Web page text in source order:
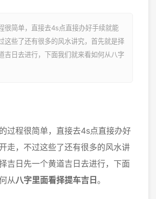
很简单，直接去4s点直接办好手续就能
这些了还有很多的风水讲究，首先就是择
吉日去进行，下面我们就来看如何从八字
程很简单，直接去4s点直接办好
走，不过这些了还有很多的风水讲
吉日先一个黄道吉日去进行，下面
从八字里面看择提车吉日 。